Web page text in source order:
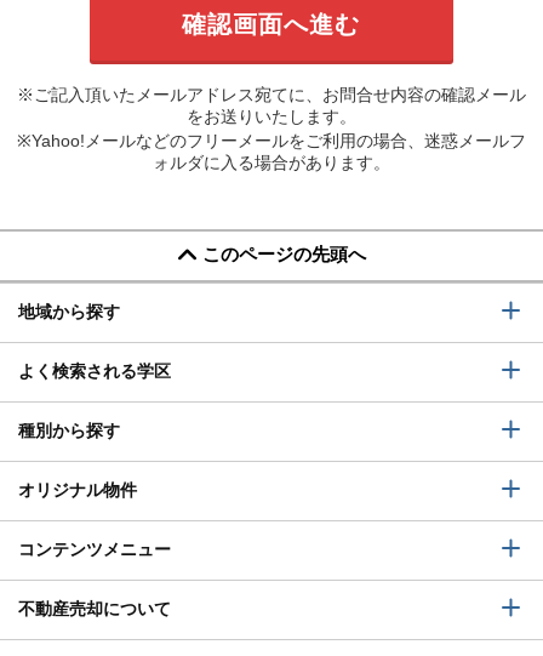
※ご記入頂いたメールアドレス宛てに、お問合せ内容の確認メール
をお送りいたします。
※Yahoo!メールなどのフリーメールをご利用の場合、迷惑メールフ
ォルダに入る場合があります。
このページの先頭へ
地域から探す
よく検索される学区
種別から探す
オリジナル物件
コンテンツメニュー
不動産売却について